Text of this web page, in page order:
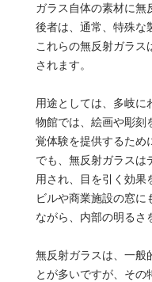
ガラス自体の素材に無
後者は、通常、特殊な
これらの無反射ガラス
されます。
用途としては、多岐に
物館では、絵画や彫刻
覚体験を提供するため
でも、無反射ガラスは
用され、目を引く効果
ビルや商業施設の窓に
ながら、内部の明るさ
無反射ガラスは、一般
とが多いですが、その